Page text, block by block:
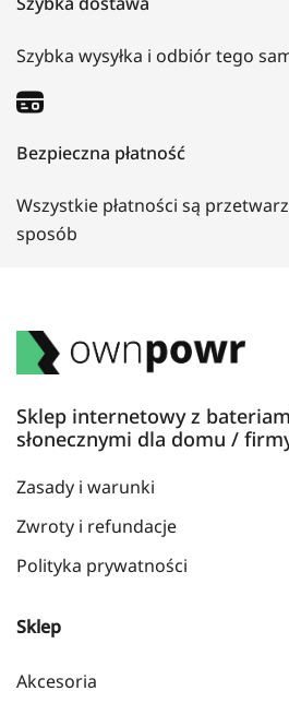
Szybka wysyłka i odbiór tego
Bezpieczna płatność
Wszystkie płatności są
sposób
Sklep internetowy z
słonecznymi dla domu /
Zasady i warunki
Zwroty i refundacje
Polityka prywatności
Sklep
Akcesoria